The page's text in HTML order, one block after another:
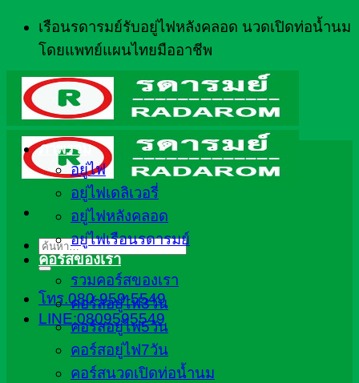
ข้าม
ยัง
เนื้อหา
เรือนรดารมย์รับอยู่ไฟหลังคลอด นวดเปิดท่อน้ำนม
โดยแพทย์แผนไทยมืออาชีพ
ค้นหา:
โทร.080-959-5549
LINE:0809595549
ภาพรวม
อยู่ไฟ
อยู่ไฟเดลิเวอรี่
อยู่ไฟหลังคลอด
อยู่ไฟเรือนรดารมย์
คอร์สของเรา
รวมคอร์สของเรา
คอร์สอยู่ไฟ3วัน
คอร์สอยู่ไฟ5วัน
คอร์สอยู่ไฟ7วัน
คอร์สนวดเปิดท่อน้ำนม